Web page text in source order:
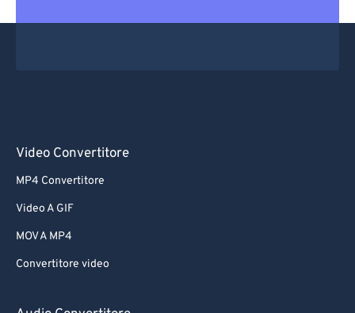
Video Convertitore
MP4 Convertitore
Video A GIF
MOV A MP4
Convertitore video